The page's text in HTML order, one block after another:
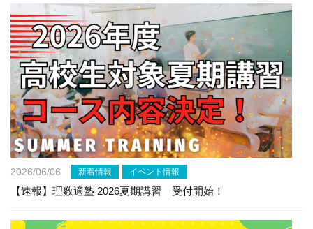
2026/06/06 新着情報 イベント情報
【速報】理数適塾 2026夏期講習 受付開始！